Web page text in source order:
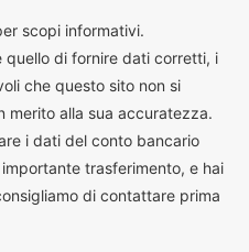
scopi informativi.
quello di fornire dati corretti, i
che questo sito non si
merito alla sua accuratezza.
i dati del conto bancario
trasferimento, e hai
di contattare prima